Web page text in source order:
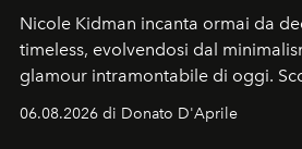
Nicole Kidman incanta ormai da
timeless, evolvendosi dal
glamour intramontabile di oggi.
Italia la sua style evolution.
06.08.2026 di Donato D'Aprile